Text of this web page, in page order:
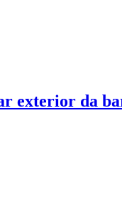
exterior da